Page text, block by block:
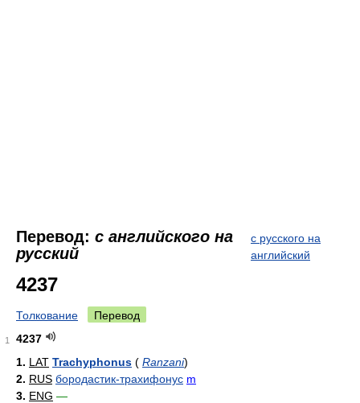
Перевод: с английского на
русский
с русского на
английский
4237
Толкование Перевод
1
4237
1. LAT Trachyphonus ( Ranzani)
2. RUS бородастик-трахифонус m
3. ENG —